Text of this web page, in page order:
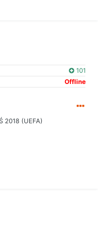
101
Offline
2018 (UEFA)